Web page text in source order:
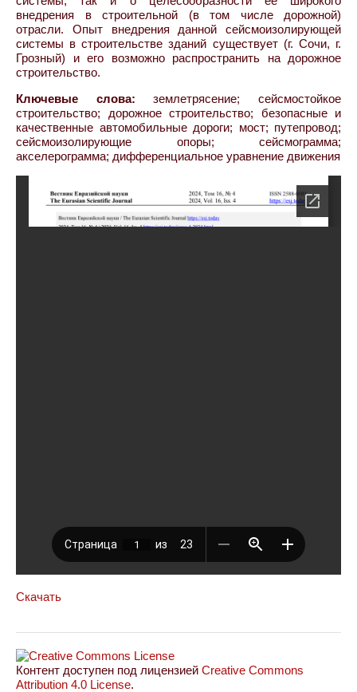
внедрения в строительной (в том числе дорожной)
отрасли. Опыт внедрения данной сейсмоизолирующей
системы в строительстве зданий существует (г. Сочи, г.
Грозный) и его возможно распространить на дорожное
строительство.
Ключевые слова: землетрясение; сейсмостойкое
строительство; дорожное строительство; безопасные и
качественные автомобильные дороги; мост; путепровод;
сейсмоизолирующие опоры; сейсмограмма;
акселерограмма; дифференциальное уравнение движения
Скачать
Контент доступен под лицензией Creative Commons
Attribution 4.0 License.